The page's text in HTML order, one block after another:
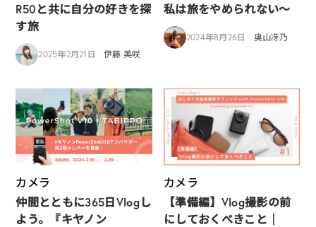
R50と共に自分の好きを探
す旅
2025年2月21日 伊藤 美咲
私は旅をやめられない〜
2024年8月26日 奥山冴乃
カメラ
仲間とともに365日Vlogし
よう。『キヤノン
カメラ
【準備編】Vlog撮影の前
にしておくべきこと｜